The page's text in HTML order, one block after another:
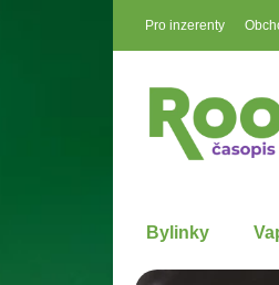
Pro inzerenty
Bylinky